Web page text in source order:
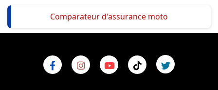
Comparateur d'assurance moto